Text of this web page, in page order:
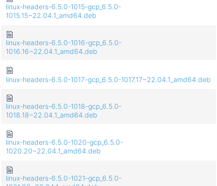
linux-headers-6.5.0-1015-gcp_6.5.0-
1015.15~22.04.1_amd64.deb
linux-headers-6.5.0-1016-gcp_6.5.0-
1016.16~22.04.1_amd64.deb
linux-headers-6.5.0-1017-gcp_6.5.0-1017.17~22.04.1_amd64.deb
linux-headers-6.5.0-1018-gcp_6.5.0-
1018.18~22.04.1_amd64.deb
linux-headers-6.5.0-1020-gcp_6.5.0-
1020.20~22.04.1_amd64.deb
linux-headers-6.5.0-1021-gcp_6.5.0-